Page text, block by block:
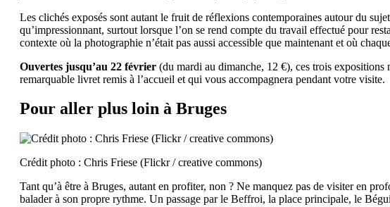
Les clichés exposés sont autant le fruit de réflexions contemporaines autour du
qu’impressionnant, surtout lorsque l’on se rend compte du travail effectué pour
contexte où la photographie n’était pas aussi accessible que maintenant et où
Ouvertes jusqu’au 22 février(du mardi au dimanche, 12 €), ces trois expositions
remarquable livret remis à l’accueil et qui vous accompagnera pendant votre visite.
Pour aller plus loin à Bruges
Crédit photo : Chris Friese (Flickr / creative commons)
Tant qu’à être à Bruges, autant en profiter, non ? Ne manquez pas de visiter en
balader à son propre rythme. Un passage par le Beffroi, la place principale, le